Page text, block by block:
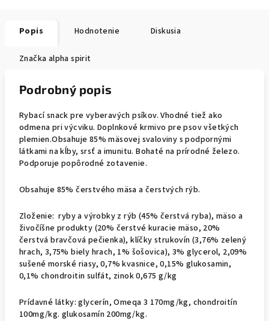
Popis Hodnotenie Diskusia
Značka alpha spirit
Podrobný popis
Rybací snack pre vyberavých psíkov. Vhodné tiež ako
odmena pri výcviku. Doplnkové krmivo pre psov všetkých
plemien.Obsahuje 85% mäsovej svaloviny s podpornými
látkami na kĺby, srsť a imunitu. Bohaté na prírodné železo.
Podporuje popôrodné zotavenie.
Obsahuje 85% čerstvého mäsa a čerstvých rýb.
Zloženie: ryby a výrobky z rýb (45% čerstvá ryba), mäso a
živočíšne produkty (20% čerstvé kuracie mäso, 20%
čerstvá bravčová pečienka), klíčky strukovín (3,76% zelený
hrach, 3,75% biely hrach, 1% šošovica), 3% glycerol, 2,09%
sušené morské riasy, 0,7% kvasnice, 0,15% glukosamin,
0,1% chondroitin sulfát, zinok 0,675 g/kg
Prídavné látky: glycerín, Omeqa 3 170mg/kg, chondroitín
100mg/kg. glukosamín 200mg/kg.